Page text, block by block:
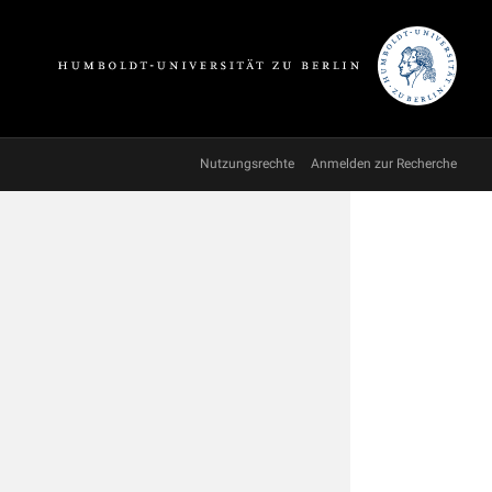
Nutzungsrechte Anmelden zur Recherche